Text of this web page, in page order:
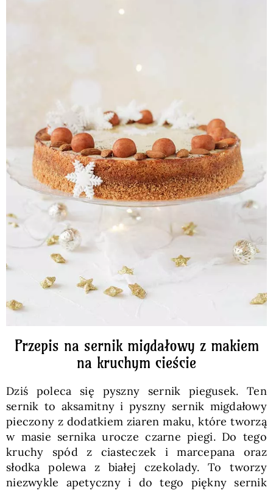
Zdrowo i fit
Kuchnie świata
SKLEP
Przepis na sernik migdałowy z makiem
na kruchym cieście
Dziś poleca się pyszny sernik piegusek. Ten
sernik to aksamitny i pyszny sernik migdałowy
pieczony z dodatkiem ziaren maku, które tworzą
w masie sernika urocze czarne piegi. Do tego
kruchy spód z ciasteczek i marcepana oraz
słodka polewa z białej czekolady. To tworzy
niezwykle apetyczny i do tego piękny sernik